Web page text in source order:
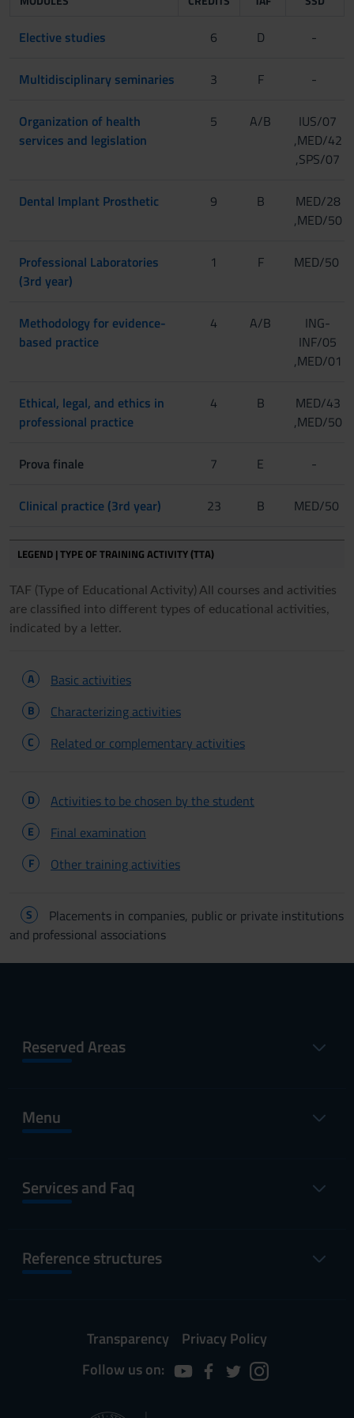
Elective studies 6 D -
Multidisciplinary seminaries 3 F -
Organization of health
services and legislation
5 A/B
IUS/07
,MED/42
,SPS/07
Dental Implant Prosthetic 9 B
MED/28
,MED/50
Professional Laboratories
(3rd year)
1 F MED/50
Methodology for evidence-
based practice
4 A/B
ING-
INF/05
,MED/01
Ethical, legal, and ethics in
professional practice
4 B
MED/43
,MED/50
Prova finale 7 E -
Clinical practice (3rd year) 23 B MED/50
LEGEND | TYPE OF TRAINING ACTIVITY (TTA)
TAF (Type of Educational Activity) All courses and activities
are classified into different types of educational activities,
indicated by a letter.
A Basic activities
B Characterizing activities
C Related or complementary activities
D Activities to be chosen by the student
E Final examination
F Other training activities
S
Placements in companies, public or private institutions
and professional associations
Reserved Areas
Menu
Services and Faq
Reference structures
Transparency
Privacy Policy
Follow us on: